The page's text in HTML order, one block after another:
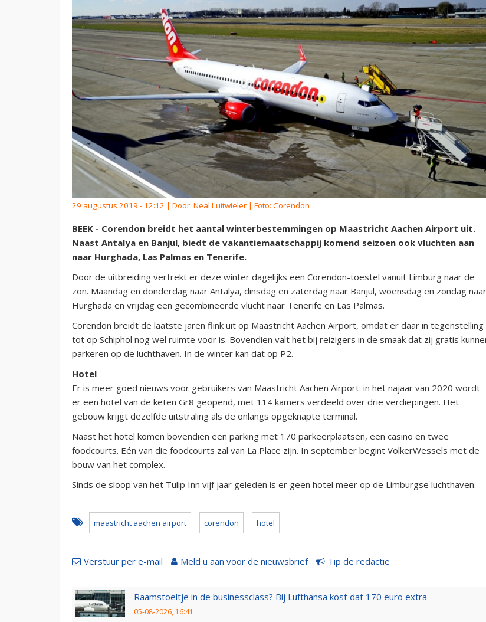
29 augustus 2019 - 12:12 | Door: Neal Luitwieler | Foto: Corendon
BEEK - Corendon breidt het aantal winterbestemmingen op Maastricht Aachen Airport uit.
Naast Antalya en Banjul, biedt de vakantiemaatschappij komend seizoen ook vluchten aan
naar Hurghada, Las Palmas en Tenerife.
Door de uitbreiding vertrekt er deze winter dagelijks een Corendon-toestel vanuit Limburg naar de
zon. Maandag en donderdag naar Antalya, dinsdag en zaterdag naar Banjul, woensdag en zondag naar
Hurghada en vrijdag een gecombineerde vlucht naar Tenerife en Las Palmas.
Corendon breidt de laatste jaren flink uit op Maastricht Aachen Airport, omdat er daar in tegenstelling
tot op Schiphol nog wel ruimte voor is. Bovendien valt het bij reizigers in de smaak dat zij gratis
parkeren op de luchthaven. In de winter kan dat op P2.
Hotel
Er is meer goed nieuws voor gebruikers van Maastricht Aachen Airport: in het najaar van 2020 wordt
er een hotel van de keten Gr8 geopend, met 114 kamers verdeeld over drie verdiepingen. Het
gebouw krijgt dezelfde uitstraling als de onlangs opgeknapte terminal.
Naast het hotel komen bovendien een parking met 170 parkeerplaatsen, een casino en twee
foodcourts. Eén van die foodcourts zal van La Place zijn. In september begint VolkerWessels met de
bouw van het complex.
Sinds de sloop van het Tulip Inn vijf jaar geleden is er geen hotel meer op de Limburgse luchthaven.
maastricht aachen airport corendon hotel
Verstuur per e-mail Meld u aan voor de nieuwsbrief Tip de redactie
Raamstoeltje in de businessclass? Bij Lufthansa kost dat 170 euro extra
05-08-2026, 16:41